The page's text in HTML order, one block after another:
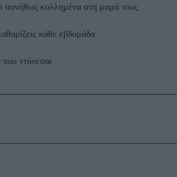
συνήθως κολλημένα στη μαμά τους
κάθε εβδομάδα
ντύνεσαι